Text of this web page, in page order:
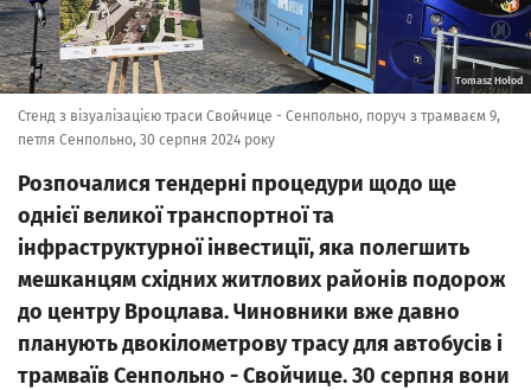
Tomasz Hołod
Стенд з візуалізацією траси Свойчице - Сенпольно, поруч з трамваєм 9,
петля Сенпольно, 30 серпня 2024 року
Розпочалися тендерні процедури щодо ще
однієї великої транспортної та
інфраструктурної інвестиції, яка полегшить
мешканцям східних житлових районів подорож
до центру Вроцлава. Чиновники вже давно
планують двокілометрову трасу для автобусів і
трамваїв Сенпольно - Свойчице. 30 серпня вони